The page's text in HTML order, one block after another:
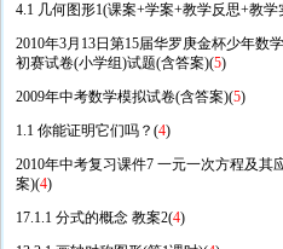
4.1 几何图形1(课案+学案+教学反思+教学
2010年3月13日第15届华罗庚金杯少年数
初赛试卷(小学组)试题(含答案)(5)
2009年中考数学模拟试卷(含答案)(5)
1.1 你能证明它们吗？(4)
2010年中考复习课件7 一元一次方程及其
案)(4)
17.1.1 分式的概念 教案2(4)